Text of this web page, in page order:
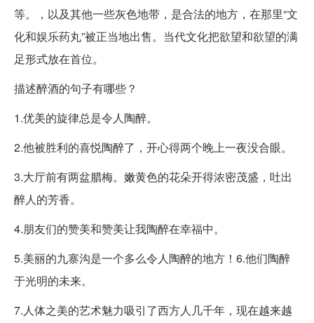
等。，以及其他一些灰色地带，是合法的地方，在那里“文
化和娱乐药丸”被正当地出售。当代文化把欲望和欲望的满
足形式放在首位。
描述醉酒的句子有哪些？
1.优美的旋律总是令人陶醉。
2.他被胜利的喜悦陶醉了，开心得两个晚上一夜没合眼。
3.大厅前有两盆腊梅。嫩黄色的花朵开得浓密茂盛，吐出
醉人的芳香。
4.朋友们的赞美和赞美让我陶醉在幸福中。
5.美丽的九寨沟是一个多么令人陶醉的地方！6.他们陶醉
于光明的未来。
7.人体之美的艺术魅力吸引了西方人几千年，现在越来越